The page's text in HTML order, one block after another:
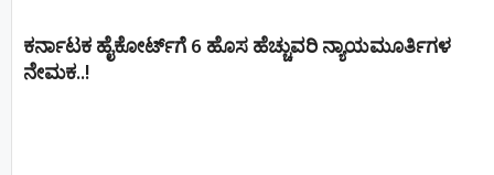
ಕರ್ನಾಟಕ ಹೈಕೋರ್ಟ್‌ಗೆ 6 ಹೊಸ ಹೆಚ್ಚುವರಿ ನ್ಯಾಯಮೂರ್ತಿಗಳ
ನೇಮಕ..!